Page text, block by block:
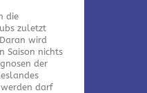
die
zuletzt
wird
Saison nichts
der
darf